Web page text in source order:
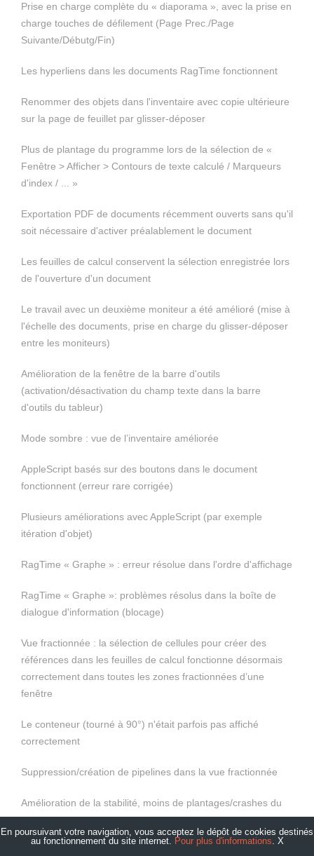
En poursuivant votre navigation, vous acceptez le dépôt de cookies destinés
au fonctionnement du site internet. Pour plus d'informations. X
Prise en charge complète du « diaporama », avec la prise en
charge touches de défilement (Page Prec./Page
Suivante/Débutg/Fin)
Les hyperliens dans les documents RagTime fonctionnent
Renommer des objets dans l'inventaire avec copie ultérieure
sur la page de feuillet par glisser-déposer
Plus de plantage du programme lors de la sélection de «
Fenêtre > Afficher > Contours de texte calculé / Marqueurs
d'index / ... »
Exportation PDF de documents récemment ouverts sans qu'il
soit nécessaire d'activer préalablement le document
Les feuilles de calcul conservent la sélection enregistrée lors
de l'ouverture d'un document
Le travail avec un deuxième moniteur a été amélioré (mise à
l'échelle des documents, prise en charge du glisser-déposer
entre les moniteurs)
Amélioration de la fenêtre de la barre d'outils
(activation/désactivation du champ texte dans la barre
d'outils du tableur)
Mode sombre : vue de l’inventaire améliorée
AppleScript basés sur des boutons dans le document
fonctionnent (erreur rare corrigée)
Plusieurs améliorations avec AppleScript (par exemple
itération d'objet)
RagTime « Graphe » : erreur résolue dans l'ordre d'affichage
RagTime « Graphe »: problèmes résolus dans la boîte de
dialogue d'information (blocage)
Vue fractionnée : la sélection de cellules pour créer des
références dans les feuilles de calcul fonctionne désormais
correctement dans toutes les zones fractionnées d’une
fenêtre
Le conteneur (tourné à 90°) n'était parfois pas affiché
correctement
Suppression/création de pipelines dans la vue fractionnée
Amélioration de la stabilité, moins de plantages/crashes du
programme
Etat de la version de RagTime 7 ( version bêta